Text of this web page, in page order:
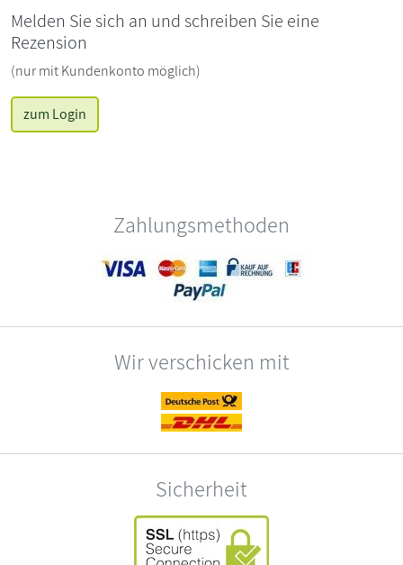
Melden Sie sich an und schreiben Sie eine
Rezension
(nur mit Kundenkonto möglich)
zum Login
Zahlungsmethoden
Wir verschicken mit
Sicherheit